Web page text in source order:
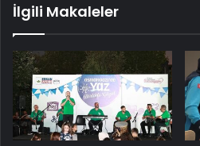
İlgili Makaleler